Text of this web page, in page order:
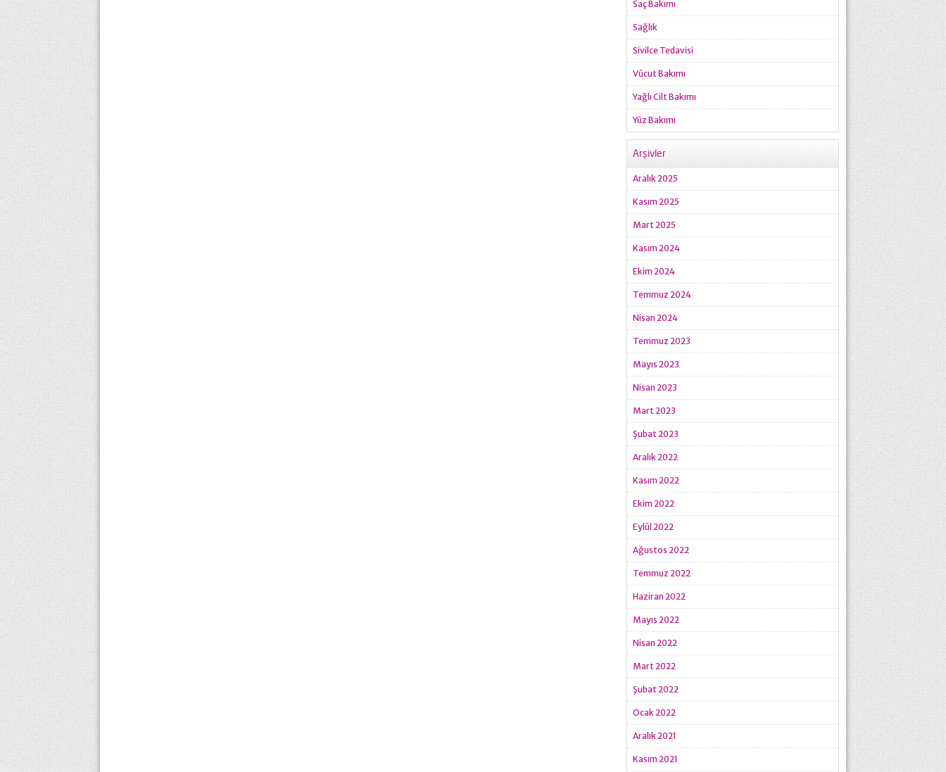
Saç Bakımı
Sağlık
Sivilce Tedavisi
Vücut Bakımı
Yağlı Cilt Bakımı
Yüz Bakımı
Arşivler
Aralık 2025
Kasım 2025
Mart 2025
Kasım 2024
Ekim 2024
Temmuz 2024
Nisan 2024
Temmuz 2023
Mayıs 2023
Nisan 2023
Mart 2023
Şubat 2023
Aralık 2022
Kasım 2022
Ekim 2022
Eylül 2022
Ağustos 2022
Temmuz 2022
Haziran 2022
Mayıs 2022
Nisan 2022
Mart 2022
Şubat 2022
Ocak 2022
Aralık 2021
Kasım 2021